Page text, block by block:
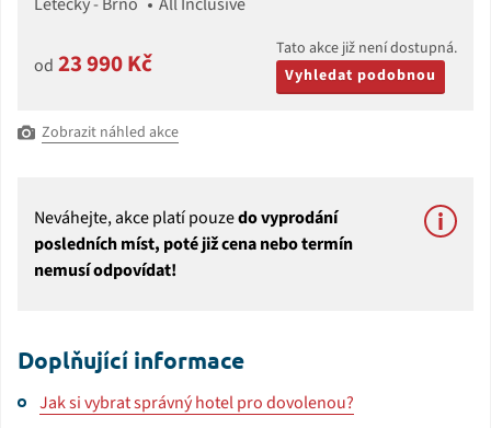
od 23 990 Kč
Tato akce již není dostupná.
Vyhledat podobnou
Zobrazit náhled akce
Neváhejte, akce platí pouzedo vyprodání
posledních míst, poté již cena nebo termín
nemusí odpovídat!
Doplňující informace
Jak si vybrat správný hotel pro dovolenou?